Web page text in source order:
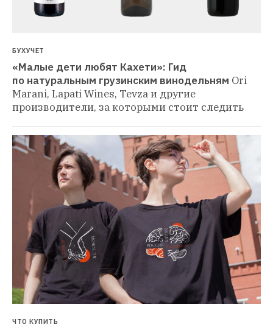
БУХУЧЕТ
«Малые дети любят Кахети»: Гид
по натуральным грузинским винодельням Ori
Marani, Lapati Wines, Tevza и другие
производители, за которыми стоит следить
ЧТО КУПИТЬ